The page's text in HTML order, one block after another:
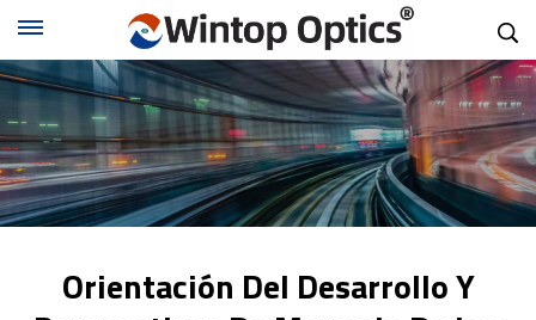
Orientación Del Desarrollo Y